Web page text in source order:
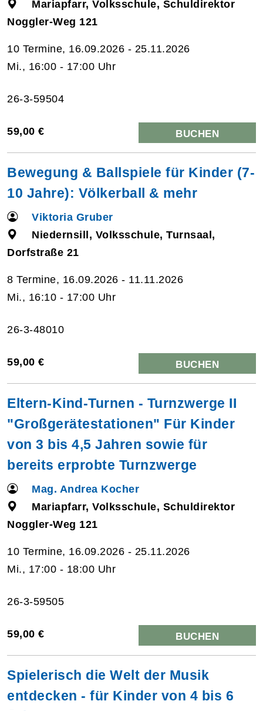
Mariapfarr, Volksschule, Schuldirektor
Noggler-Weg 121
10 Termine, 16.09.2026 - 25.11.2026
Mi., 16:00 - 17:00 Uhr
26-3-59504
59,00 € BUCHEN
Bewegung & Ballspiele für Kinder (7-
10 Jahre): Völkerball & mehr
Viktoria Gruber
Niedernsill, Volksschule, Turnsaal,
Dorfstraße 21
8 Termine, 16.09.2026 - 11.11.2026
Mi., 16:10 - 17:00 Uhr
26-3-48010
59,00 € BUCHEN
Eltern-Kind-Turnen - Turnzwerge II
"Großgerätestationen" Für Kinder
von 3 bis 4,5 Jahren sowie für
bereits erprobte Turnzwerge
Mag. Andrea Kocher
Mariapfarr, Volksschule, Schuldirektor
Noggler-Weg 121
10 Termine, 16.09.2026 - 25.11.2026
Mi., 17:00 - 18:00 Uhr
26-3-59505
59,00 € BUCHEN
Spielerisch die Welt der Musik
entdecken - für Kinder von 4 bis 6